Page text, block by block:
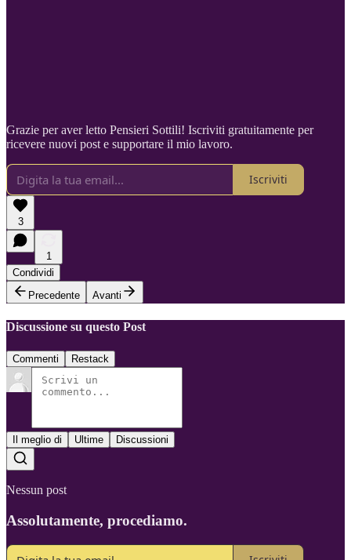
Grazie per aver letto Pensieri Sottili! Iscriviti gratuitamente per
ricevere nuovi post e supportare il mio lavoro.
Iscriviti
3
1
Condividi
Precedente
Avanti
Discussione su questo Post
Commenti Restack
Il meglio di Ultime Discussioni
Nessun post
Assolutamente, procediamo.